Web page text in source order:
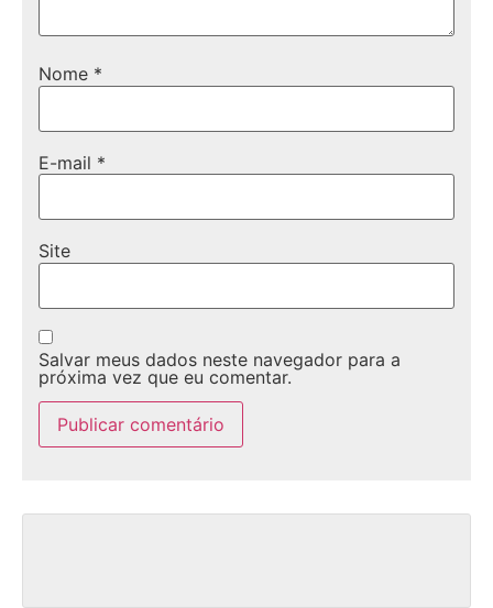
Nome *
E-mail *
Site
Salvar meus dados neste navegador para a
próxima vez que eu comentar.